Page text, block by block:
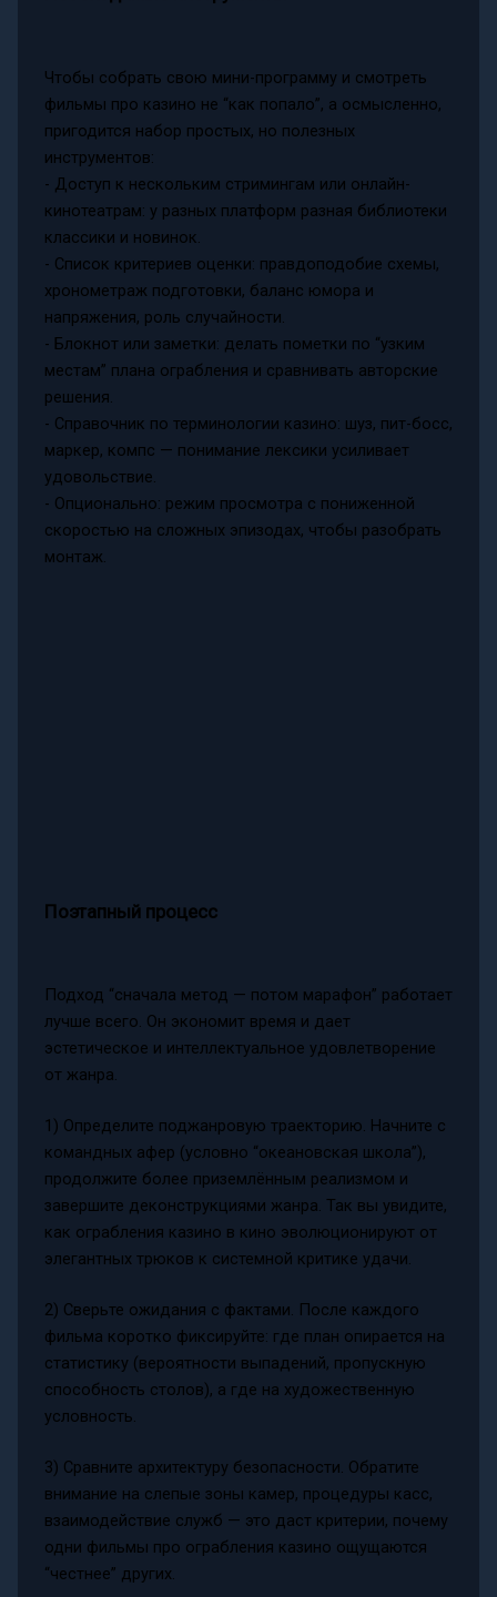
Чтобы собрать свою мини-программу и смотреть
фильмы про казино не “как попало”, а осмысленно,
пригодится набор простых, но полезных
инструментов:
- Доступ к нескольким стримингам или онлайн-
кинотеатрам: у разных платформ разная библиотеки
классики и новинок.
- Список критериев оценки: правдоподобие схемы,
хронометраж подготовки, баланс юмора и
напряжения, роль случайности.
- Блокнот или заметки: делать пометки по “узким
местам” плана ограбления и сравнивать авторские
решения.
- Справочник по терминологии казино: шуз, пит-босс,
маркер, компс — понимание лексики усиливает
удовольствие.
- Опционально: режим просмотра с пониженной
скоростью на сложных эпизодах, чтобы разобрать
монтаж.
Поэтапный процесс
Подход “сначала метод — потом марафон” работает
лучше всего. Он экономит время и дает
эстетическое и интеллектуальное удовлетворение
от жанра.
1) Определите поджанровую траекторию. Начните с
командных афер (условно “океановская школа”),
продолжите более приземлённым реализмом и
завершите деконструкциями жанра. Так вы увидите,
как ограбления казино в кино эволюционируют от
элегантных трюков к системной критике удачи.
2) Сверьте ожидания с фактами. После каждого
фильма коротко фиксируйте: где план опирается на
статистику (вероятности выпадений, пропускную
способность столов), а где на художественную
условность.
3) Сравните архитектуру безопасности. Обратите
внимание на слепые зоны камер, процедуры касс,
взаимодействие служб — это даст критерии, почему
одни фильмы про ограбления казино ощущаются
“честнее” других.